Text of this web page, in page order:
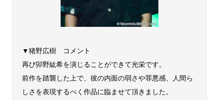
▼猪野広樹 コメント
再び卯野紘希を演じることができて光栄です。
前作を踏襲した上で、彼の内面の弱さや罪悪感、人間ら
しさを表現するべく作品に臨ませて頂きました。